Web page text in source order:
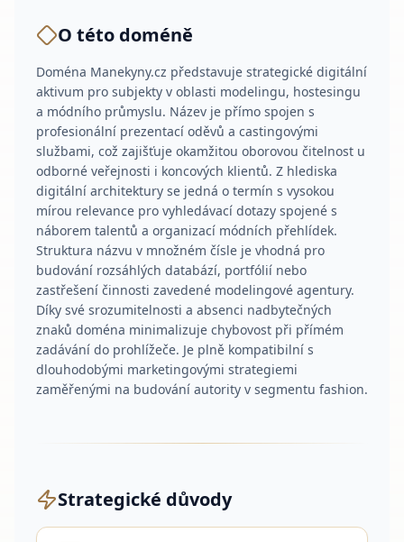
O této doméně
Doména Manekyny.cz představuje strategické digitální
aktivum pro subjekty v oblasti modelingu, hostesingu
a módního průmyslu. Název je přímo spojen s
profesionální prezentací oděvů a castingovými
službami, což zajišťuje okamžitou oborovou čitelnost u
odborné veřejnosti i koncových klientů. Z hlediska
digitální architektury se jedná o termín s vysokou
mírou relevance pro vyhledávací dotazy spojené s
náborem talentů a organizací módních přehlídek.
Struktura názvu v množném čísle je vhodná pro
budování rozsáhlých databází, portfólií nebo
zastřešení činnosti zavedené modelingové agentury.
Díky své srozumitelnosti a absenci nadbytečných
znaků doména minimalizuje chybovost při přímém
zadávání do prohlížeče. Je plně kompatibilní s
dlouhodobými marketingovými strategiemi
zaměřenými na budování autority v segmentu fashion.
Strategické důvody